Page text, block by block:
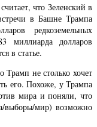
что Зеленский в
в Башне Трампа
редкоземельных
миллиарда долларов
в статье.
Трамп не столько хочет
его. Похоже, у Трампа
мира и поняли, что
выборы/мир) возможно